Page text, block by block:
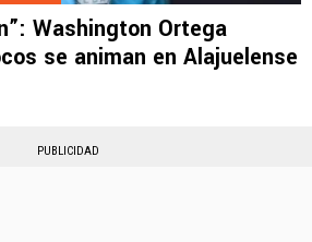
Washington Ortega
se animan en Alajuelense
PUBLICIDAD